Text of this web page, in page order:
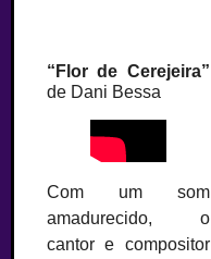
“Flor de Cerejeira”
de Dani Bessa
Com um som
amadurecido, o
cantor e compositor